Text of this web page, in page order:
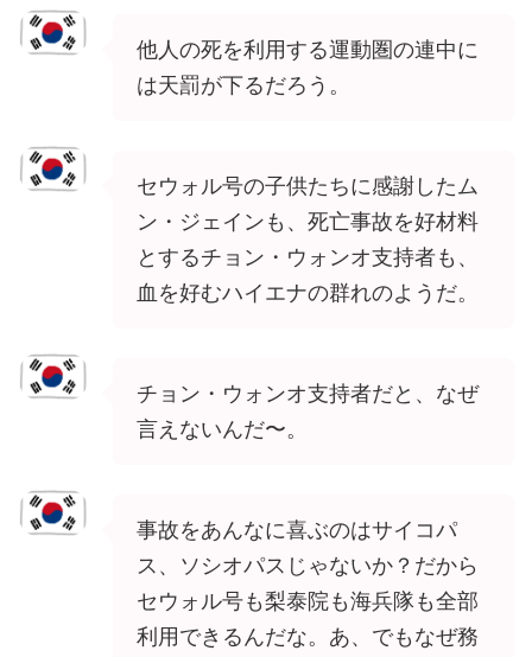
他人の死を利用する運動圏の連中に
は天罰が下るだろう。
セウォル号の子供たちに感謝したム
ン・ジェインも、死亡事故を好材料
とするチョン・ウォンオ支持者も、
血を好むハイエナの群れのようだ。
チョン・ウォンオ支持者だと、なぜ
言えないんだ〜。
事故をあんなに喜ぶのはサイコパ
ス、ソシオパスじゃないか？だから
セウォル号も梨泰院も海兵隊も全部
利用できるんだな。あ、でもなぜ務